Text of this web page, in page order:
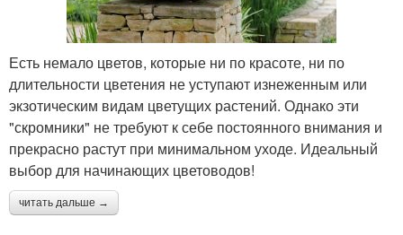
Есть немало цветов, которые ни по красоте, ни по
длительности цветения не уступают изнеженным или
экзотическим видам цветущих растений. Однако эти
"скромники" не требуют к себе постоянного внимания и
прекрасно растут при минимальном уходе. Идеальный
выбор для начинающих цветоводов!
читать дальше →